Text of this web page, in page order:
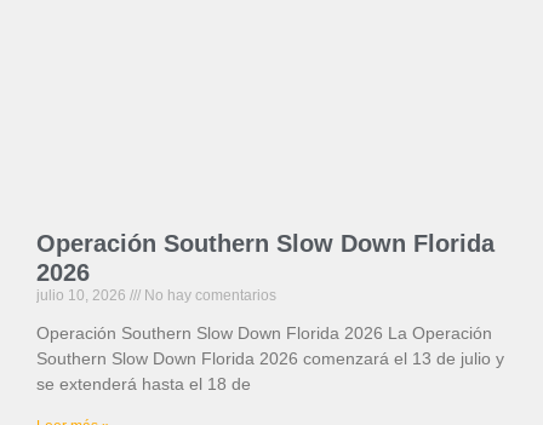
Operación Southern Slow Down Florida
2026
julio 10, 2026 No hay comentarios
Operación Southern Slow Down Florida 2026 La Operación
Southern Slow Down Florida 2026 comenzará el 13 de julio y
se extenderá hasta el 18 de